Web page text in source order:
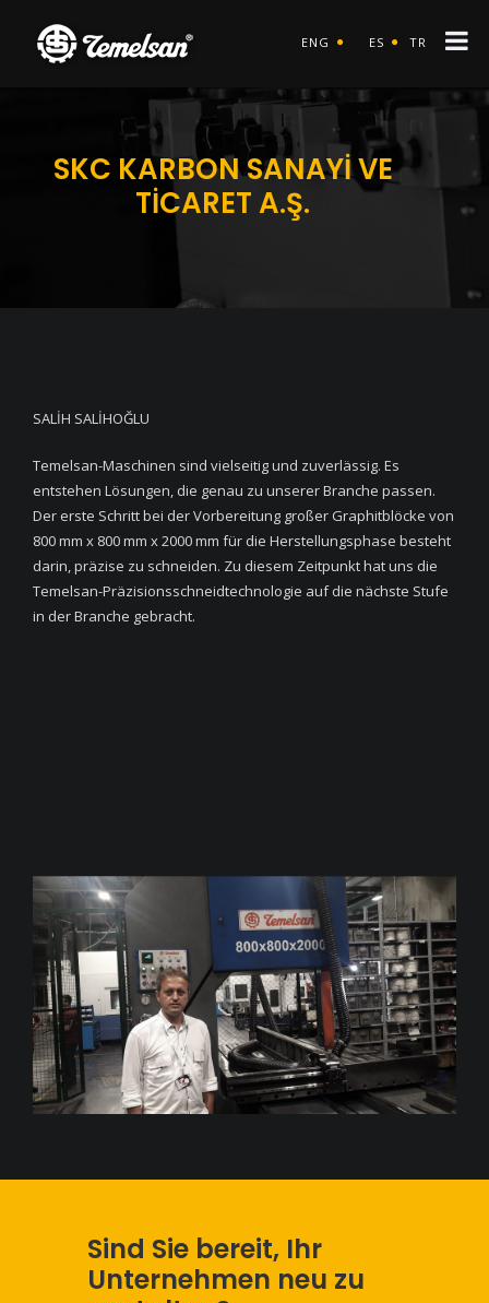
ENG ES TR
SKC KARBON SANAYİ VE
TİCARET A.Ş.
SALİH SALİHOĞLU
Temelsan-Maschinen sind vielseitig und zuverlässig. Es
entstehen Lösungen, die genau zu unserer Branche passen.
Der erste Schritt bei der Vorbereitung großer Graphitblöcke von
800 mm x 800 mm x 2000 mm für die Herstellungsphase besteht
darin, präzise zu schneiden. Zu diesem Zeitpunkt hat uns die
Temelsan-Präzisionsschneidtechnologie auf die nächste Stufe
in der Branche gebracht.
Sind Sie bereit, Ihr
Unternehmen neu zu